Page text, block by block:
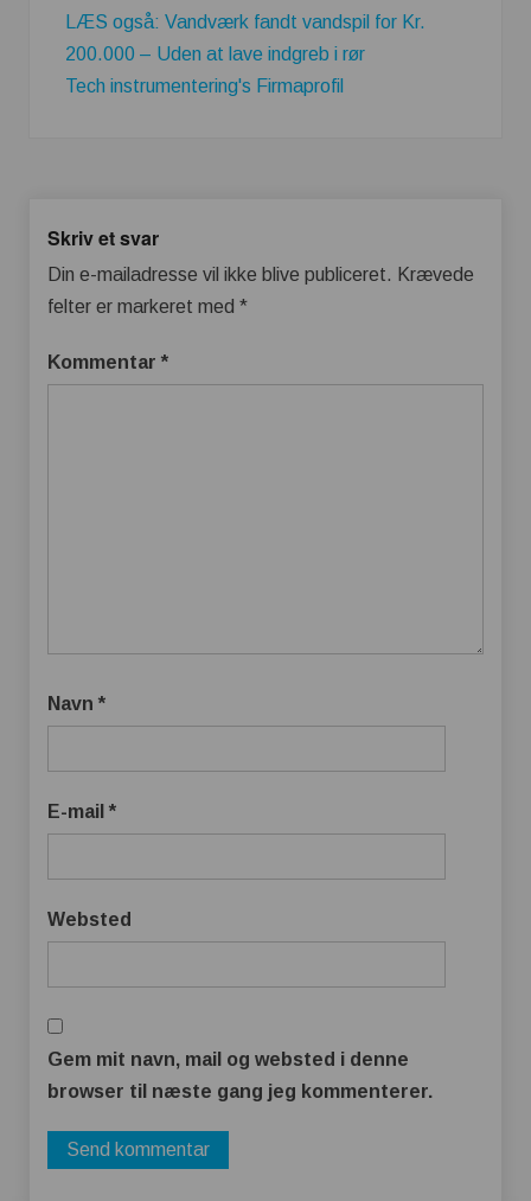
LÆS også: Vandværk fandt vandspil for Kr.
200.000 – Uden at lave indgreb i rør
Tech instrumentering's Firmaprofil
Skriv et svar
Din e-mailadresse vil ikke blive publiceret. Krævede
felter er markeret med *
Kommentar *
Navn *
E-mail *
Websted
Gem mit navn, mail og websted i denne
browser til næste gang jeg kommenterer.